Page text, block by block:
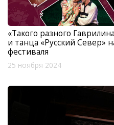
«Такого разного
и танца «Русский Север»
фестиваля
25 ноября 2024